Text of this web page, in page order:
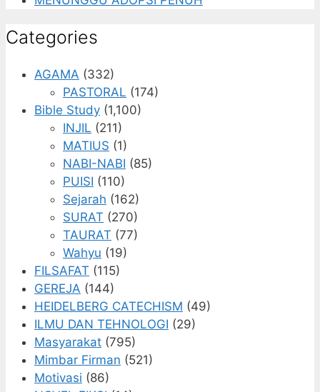
Categories
AGAMA (332)
PASTORAL (174)
Bible Study (1,100)
INJIL (211)
MATIUS (1)
NABI-NABI (85)
PUISI (110)
Sejarah (162)
SURAT (270)
TAURAT (77)
Wahyu (19)
FILSAFAT (115)
GEREJA (144)
HEIDELBERG CATECHISM (49)
ILMU DAN TEHNOLOGI (29)
Masyarakat (795)
Mimbar Firman (521)
Motivasi (86)